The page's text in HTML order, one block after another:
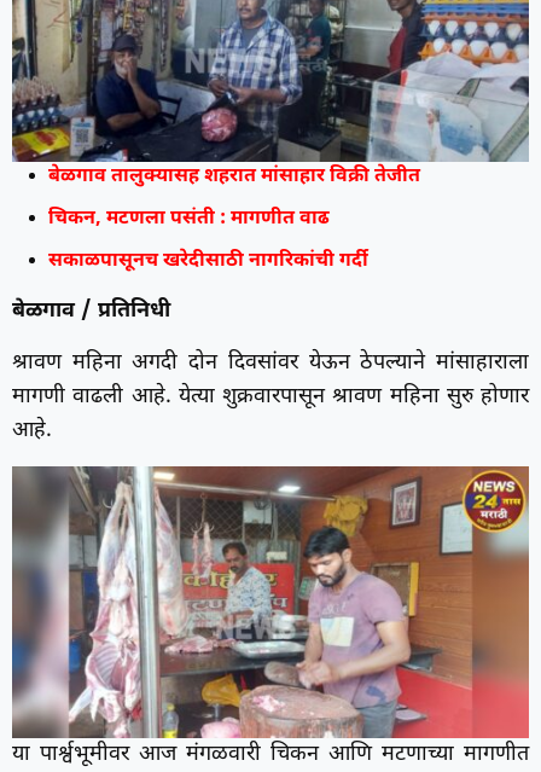
बेळगाव तालुक्यासह शहरात मांसाहार विक्री तेजीत
चिकन, मटणला पसंती : मागणीत वाढ
सकाळपासूनच खरेदीसाठी नागरिकांची गर्दी
बेळगाव / प्रतिनिधी
श्रावण महिना अगदी दोन दिवसांवर येऊन ठेपल्याने मांसाहाराला
मागणी वाढली आहे. येत्या शुक्रवारपासून श्रावण महिना सुरु होणार
आहे.
या पार्श्वभूमीवर आज मंगळवारी चिकन आणि मटणाच्या मागणीत